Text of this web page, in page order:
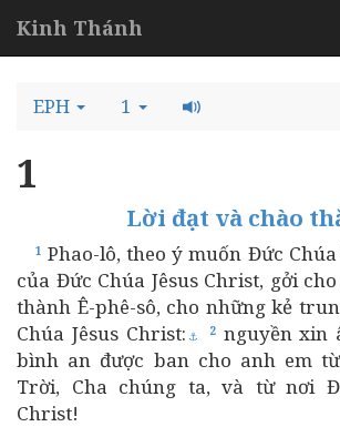
Kinh Thánh
EPH 1
1
Lời đạt và chào
1 Phao-lô, theo ý muốn Đức
của Đức Chúa Jêsus Christ, gởi
thành Ê-phê-sô, cho những kẻ
Chúa Jêsus Christ: ⚓ 2nguyền xin
bình an được ban cho anh em
Trời, Cha chúng ta, và từ nơi
Christ!